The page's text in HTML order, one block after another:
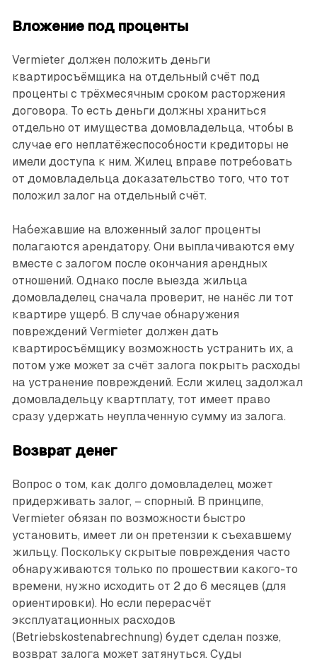
Вложение под проценты
Vermieter должен положить деньги
квартиросъёмщика на отдельный счёт под
проценты с трёхмесячным сроком расторжения
договора. То есть деньги должны храниться
отдельно от имущества домовладельца, чтобы в
случае его неплатёжеспособности кредиторы не
имели доступа к ним. Жилец вправе потребовать
от домовладельца доказательство того, что тот
положил залог на отдельный счёт.
Набежавшие на вложенный залог проценты
полагаются арендатору. Они выплачиваются ему
вместе с залогом после окончания арендных
отношений. Однако после выезда жильца
домовладелец сначала проверит, не нанёс ли тот
квартире ущерб. В случае обнаружения
повреждений Vermieter должен дать
квартиросъёмщику возможность устранить их, а
потом уже может за счёт залога покрыть расходы
на устранение повреждений. Если жилец задолжал
домовладельцу квартплату, тот имеет право
сразу удержать неуплаченную сумму из залога.
Возврат денег
Вопрос о том, как долго домовладелец может
придерживать залог, – спорный. В принципе,
Vermieter обязан по возможности быстро
установить, имеет ли он претензии к съехавшему
жильцу. Поскольку скрытые повреждения часто
обнаруживаются только по прошествии какого-то
времени, нужно исходить от 2 до 6 месяцев (для
ориентировки). Но если перерасчёт
эксплуатационных расходов
(Betriebskostenabrechnung) будет сделан позже,
возврат залога может затянуться. Суды